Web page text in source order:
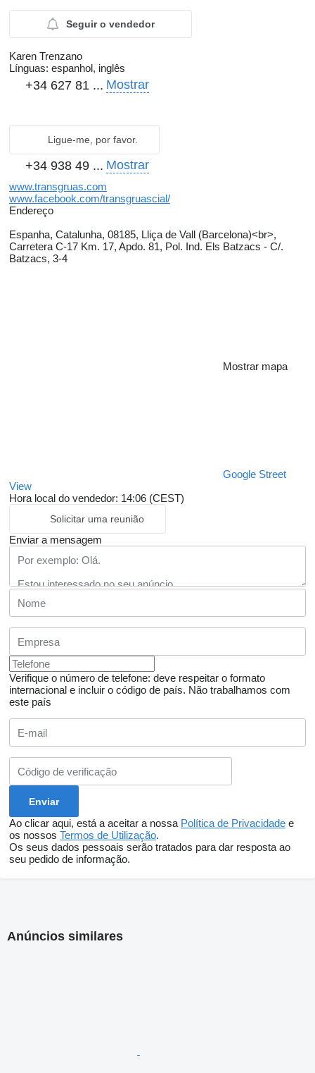
Seguir o vendedor
Karen Trenzano
Línguas: espanhol, inglês
+34 627 81 ... Mostrar
Ligue-me, por favor.
+34 938 49 ... Mostrar
www.transgruas.com
www.facebook.com/transgruascial/
Endereço
Espanha, Catalunha, 08185, Lliça de Vall (Barcelona)<br>,
Carretera C-17 Km. 17, Apdo. 81, Pol. Ind. Els Batzacs - C/.
Batzacs, 3-4
Mostrar mapa
Google Street
View
Hora local do vendedor: 14:06 (CEST)
Solicitar uma reunião
Enviar a mensagem
Verifique o número de telefone: deve respeitar o formato
internacional e incluir o código de país. Não trabalhamos com
este país
Ao clicar aqui, está a aceitar a nossa Política de Privacidade e
os nossos Termos de Utilização.
Os seus dados pessoais serão tratados para dar resposta ao
seu pedido de informação.
Anúncios similares